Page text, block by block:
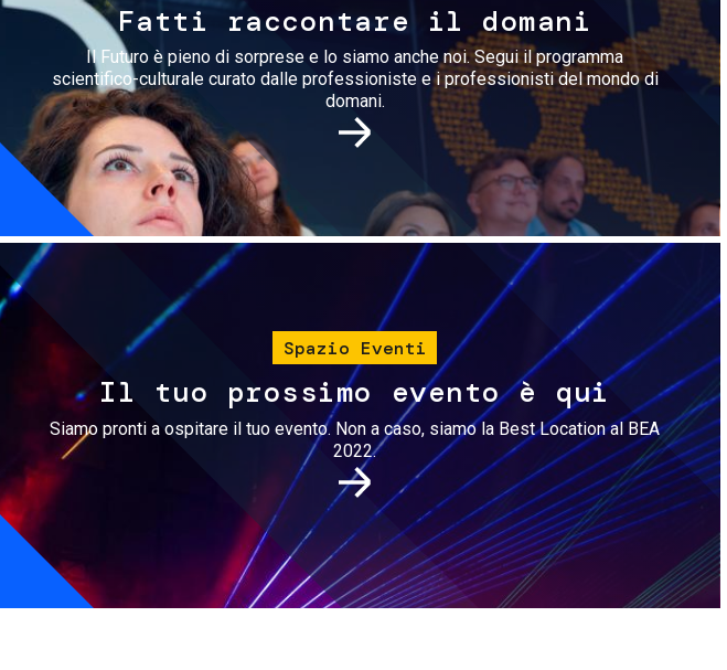
Fatti raccontare il domani
Il Futuro è pieno di sorprese e lo siamo anche noi. Segui il programma
scientifico-culturale curato dalle professioniste e i professionisti del mondo di
domani.
Immagine
Spazio Eventi
Il tuo prossimo evento è qui
Siamo pronti a ospitare il tuo evento. Non a caso, siamo la Best Location al BEA
2022.